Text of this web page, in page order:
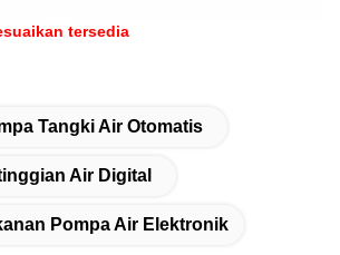
tersedia
Tangki Air Otomatis
Air Digital
Pompa Air Elektronik